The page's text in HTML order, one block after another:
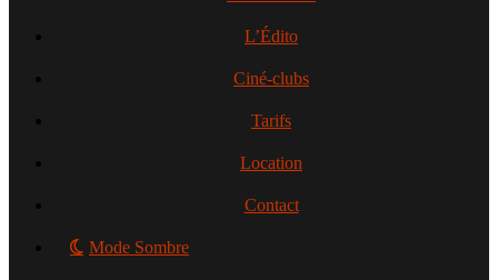
L’Édito
Ciné-clubs
Tarifs
Location
Contact
Mode Sombre